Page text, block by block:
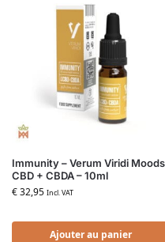
Immunity – Verum Viridi Moods
CBD + CBDA – 10ml
€32,95 Incl. VAT
Ajouter au panier